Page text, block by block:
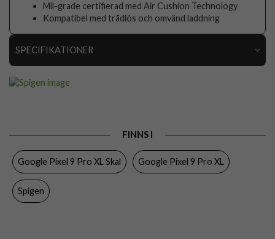
Mil-grade certifierad med Air Cushion Technology
Kompatibel med trådlös och omvänd laddning
SPECIFIKATIONER
Trådlös laddning-kompatibel
Färg Genomskinlig, Svart
Material
Varumärke
FINNS I
Google Pixel 9 Pro XL Skal Google Pixel 9 Pro XL
Spigen